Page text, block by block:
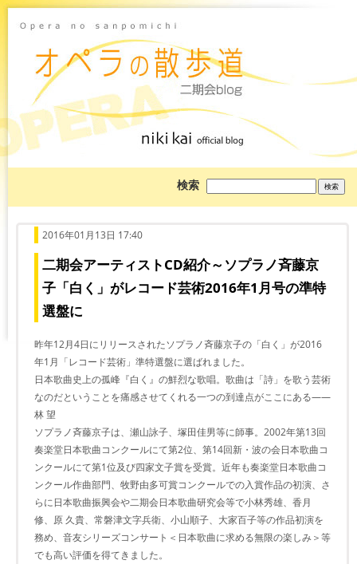
検索
を
2016年01月13日 17:40
二期会アーティストCD紹介～ソプラノ斉藤京
子「白く」がレコード芸術2016年1月号の準特
選盤に
昨年12月4日にリリースされたソプラノ斉藤京子の「白く」が2016
年1月「レコード芸術」準特選盤に選ばれました。
日本歌曲史上の孤峰『白く』の鮮烈な歌唱。歌曲は「詩」を歌う芸術
なのだということを痛感させてくれる一つの到達点がここにある――
林 望
ソプラノ斉藤京子は、瀬山詠子、塚田佳男等に師事。2002年第13回
奏楽堂日本歌曲コンクールにて第2位、第14回新・波の会日本歌曲コ
ンクールにて第1位及び四家文子賞を受賞。近年も奏楽堂日本歌曲コ
ンクール作曲部門、牧野由多可賞コンクールでの入賞作品の初演、さ
らに日本歌曲振興会や二期会日本歌曲研究会等で小林秀雄、香月
修、原 久貴、常磐津文字兵衛、小山順子、大家百子等の作品初演を
務め、音友シリーズコンサート＜日本歌曲に求める無限の楽しみ＞等
でも高い評価を得てきました。